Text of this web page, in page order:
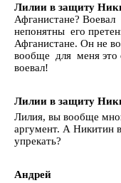
Лилии в защиту
Афганистане?
непонятны его
Афганистане. Он не
вообще для меня это
воевал!
Лилии в защиту
Лилия, вы вообще
аргумент. А Никитин
упрекать?
Андрей